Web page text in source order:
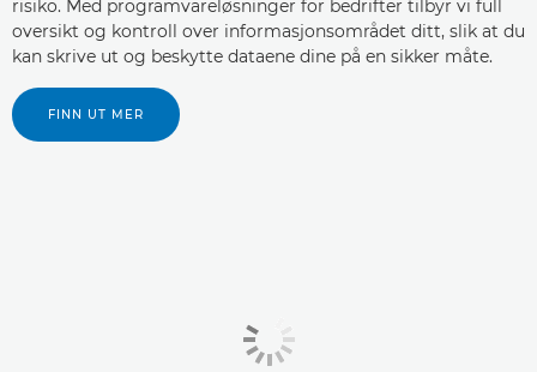
risiko. Med programvareløsninger for bedrifter tilbyr vi full
oversikt og kontroll over informasjonsområdet ditt, slik at du
kan skrive ut og beskytte dataene dine på en sikker måte.
FINN UT MER